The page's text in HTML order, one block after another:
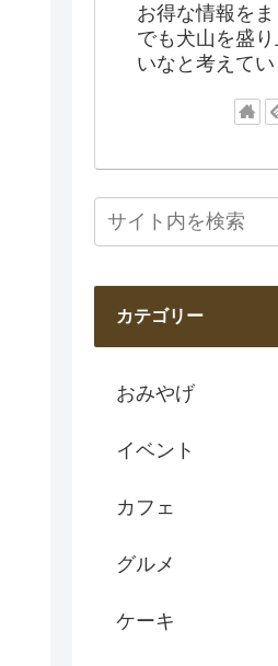
お得な情報を
でも犬山を盛
いなと考えてい
カテゴリー
おみやげ
イベント
カフェ
グルメ
ケーキ